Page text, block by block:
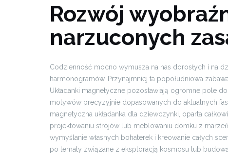
Rozwój
narzuconych
Codzienność mocno wymusza na nas dorosłych i na
harmonogramów. Przynajmniej ta popołudniowa
Układanki magnetyczne pozostawiają ogromne pole
motywów precyzyjnie dopasowanych do aktualnych
magnetyczna układanka dla dziewczynki, oparta
projektowaniu strojów lub meblowaniu domku z
wymyślanie własnych bohaterek i kreowanie całych
po tematy związane z eksploracją kosmosu lub